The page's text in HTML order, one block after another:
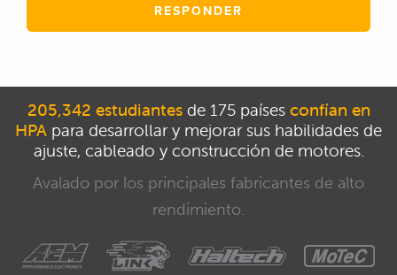
RESPONDER
205,342 estudiantesde 175 países confían en
HPA para desarrollar y mejorar sus habilidades de
ajuste, cableado y construcción de motores.
Avalado por los principales fabricantes de alto
rendimiento.